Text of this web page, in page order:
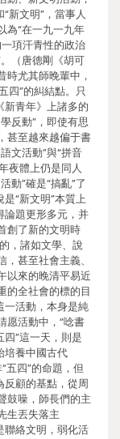
“新文明”，當事人
為“在一九一九年
項汗青性的政治
（唐德剛《胡可
時尤其師晚輩中，
四”的糾結點。只
新青年》上諸多的
反動”，即使有思
甚至越來越偏于書
文活動”與“拼音
夜體上仍是同人
動”確是“搞亂”了
是“新文明”本質上
論題更形多元，并
創了新的文明時
，諸如文學、說
甚至社會主義、
以來的晚清平易近
的全社會的標的目
一活動，本身是純
愿活動中，“唸書
”這一天，則是
培養中國古代
五四”的命題，但
反顧的基點，從周
鼓噪，師長們的主
生丟失落主
聯絡文明，弱化活